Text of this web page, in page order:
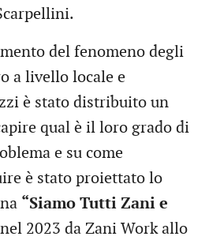
del fenomeno degli
a livello locale e
è stato distribuito un
qual è il loro grado di
e su come
è stato proiettato lo
“Siamo Tutti Zani e
2023 da Zani Work allo